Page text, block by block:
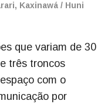
Kaxinawá / Huni
que variam de 30
três troncos
com o
por